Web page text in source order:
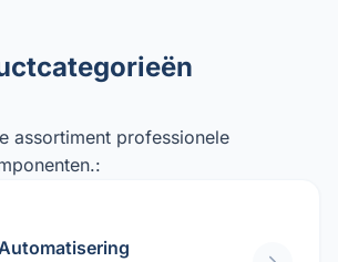
assortiment professionele